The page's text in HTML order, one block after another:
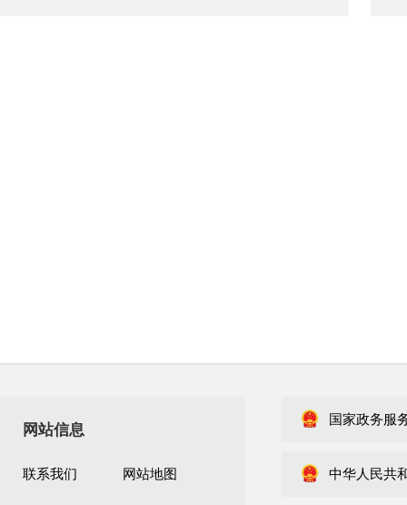
网站信息
联系我们 网站地图
国家政务服
中华人民共